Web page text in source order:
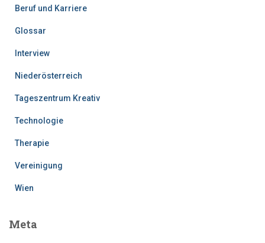
Beruf und Karriere
Glossar
Interview
Niederösterreich
Tageszentrum Kreativ
Technologie
Therapie
Vereinigung
Wien
Meta